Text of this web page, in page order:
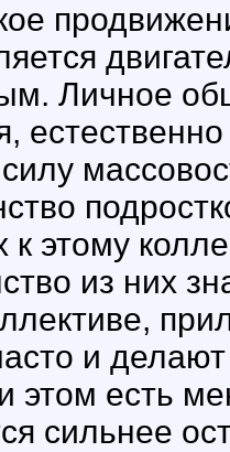
Личное
этому
из них
и
этом есть
сильнее